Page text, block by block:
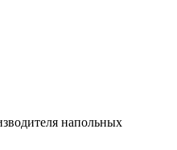
напольных